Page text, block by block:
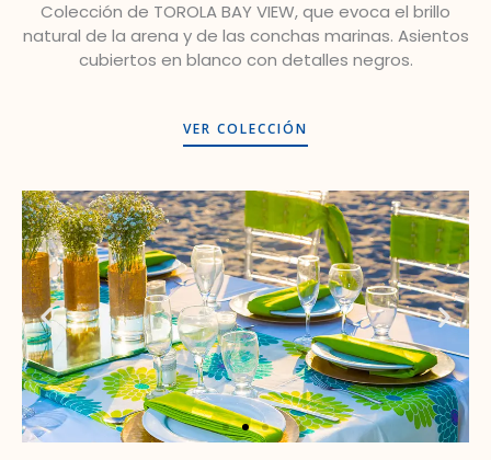
Colección de TOROLA BAY VIEW, que evoca el brillo
natural de la arena y de las conchas marinas. Asientos
cubiertos en blanco con detalles negros.
VER COLECCIÓN